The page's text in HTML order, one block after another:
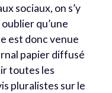
sociaux, on s’y
qu’une
est donc venue
papier diffusé
toutes les
pluralistes sur le